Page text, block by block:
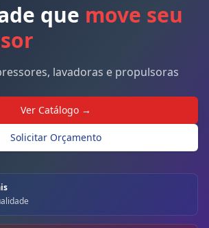
que move seu
lavadoras e propulsoras
Ver Catálogo →
Solicitar Orçamento